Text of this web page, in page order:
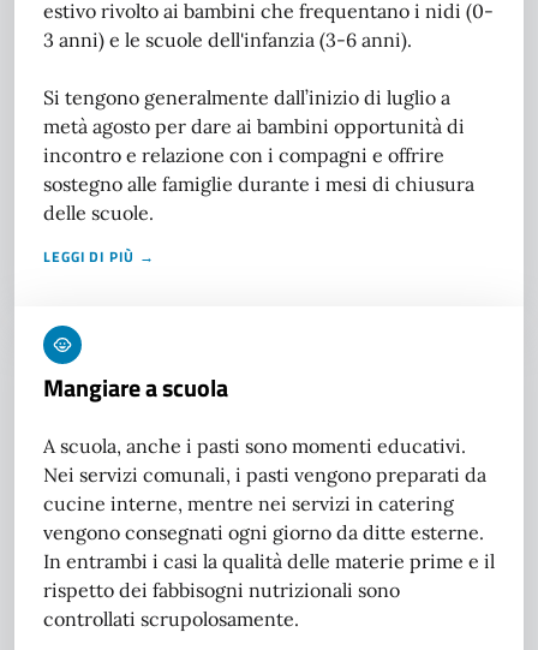
estivo rivolto ai bambini che frequentano i nidi (0-
3 anni) e le scuole dell'infanzia (3-6 anni).
Si tengono generalmente dall’inizio di luglio a
metà agosto per dare ai bambini opportunità di
incontro e relazione con i compagni e offrire
sostegno alle famiglie durante i mesi di chiusura
delle scuole.
LEGGI DI PIÙ →
Mangiare a scuola
A scuola, anche i pasti sono momenti educativi.
Nei servizi comunali, i pasti vengono preparati da
cucine interne, mentre nei servizi in catering
vengono consegnati ogni giorno da ditte esterne.
In entrambi i casi la qualità delle materie prime e il
rispetto dei fabbisogni nutrizionali sono
controllati scrupolosamente.